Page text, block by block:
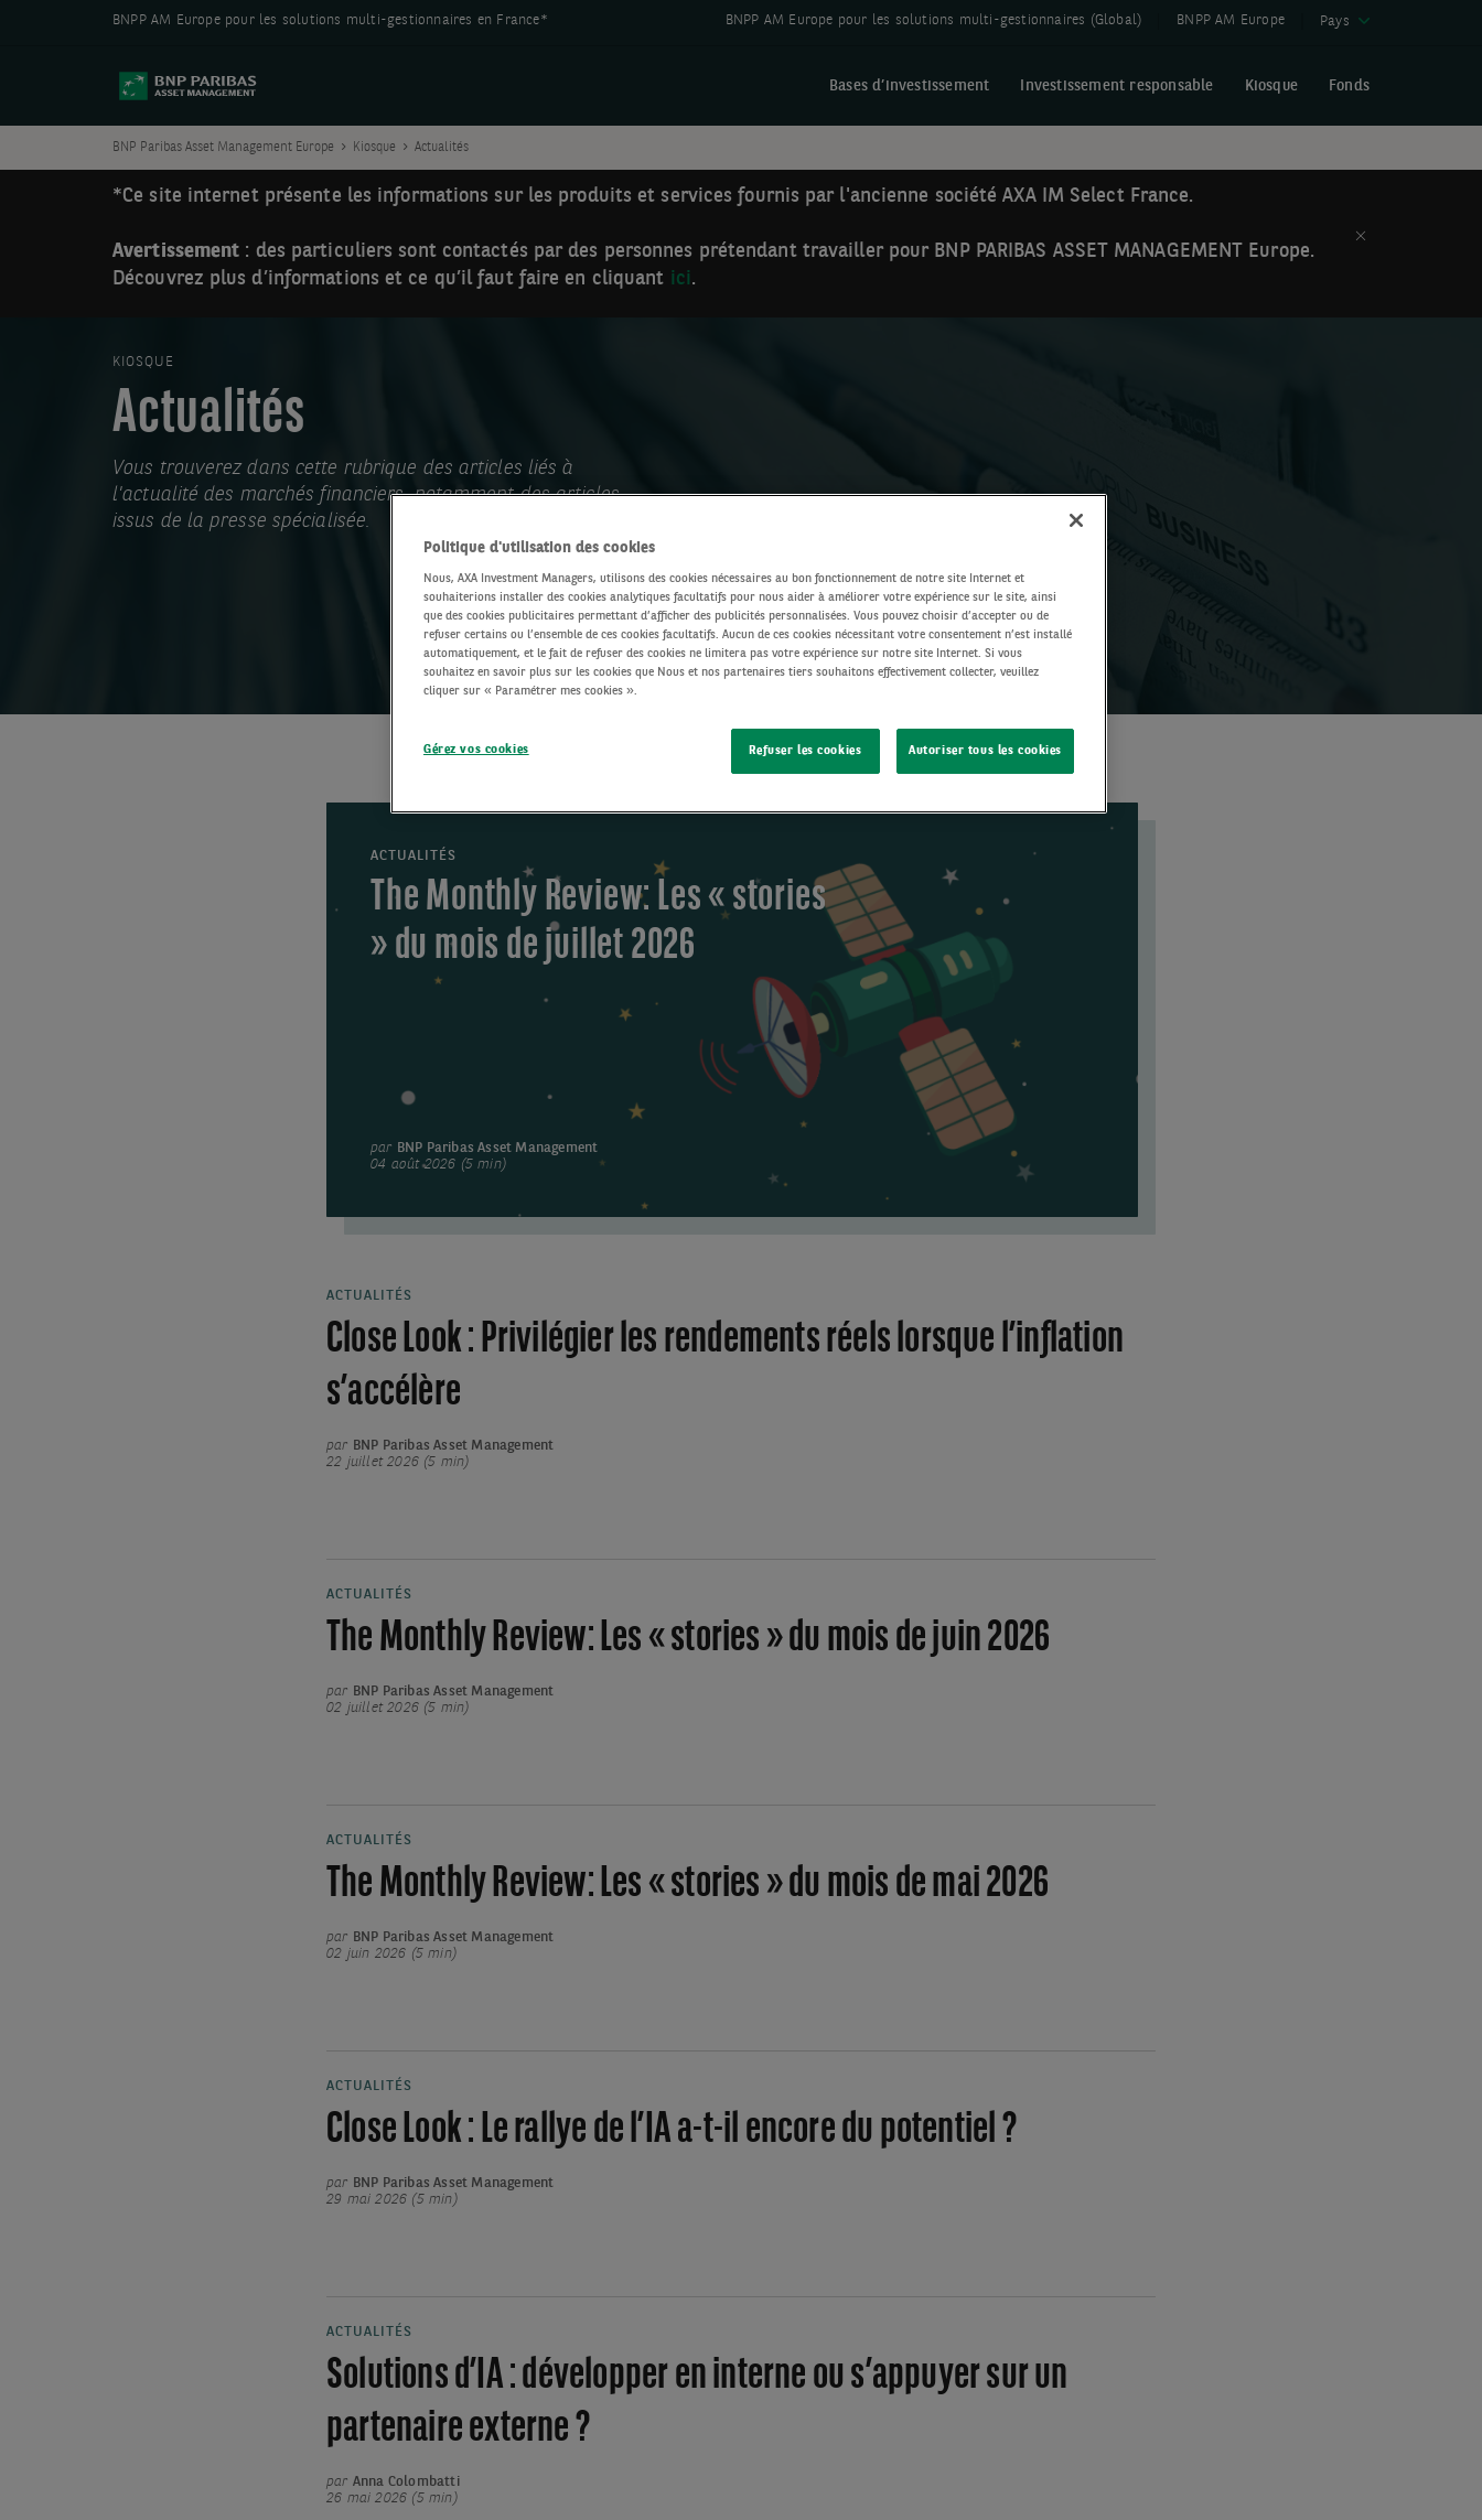
BNPP AM Europe pour les solutions multi-gestionnaires en France* BNPP AM Europe pour les solutions multi-gestionnaires (Global) BNPP AM Europe Pays
Bases d’investissement Investissement responsable Kiosque Fonds
BNP Paribas Asset Management Europe Kiosque Actualités
*Ce site internet présente les informations sur les produits et services fournis par l'ancienne société AXA IM Select France.
Avertissement : des particuliers sont contactés par des personnes prétendant travailler pour BNP PARIBAS ASSET MANAGEMENT Europe.
Découvrez plus d’informations et ce qu’il faut faire en cliquant ici.
Close
KIOSQUE
Actualités
Vous trouverez dans cette rubrique des articles liés à
l'actualité des marchés financiers, notamment des articles
issus de la presse spécialisée.
ACTUALITÉS
The Monthly Review: Les « stories
» du mois de juillet 2026
par BNP Paribas Asset Management
04 août 2026 (5 min)
ACTUALITÉS
Close Look : Privilégier les rendements réels lorsque l’inflation
s’accélère
par BNP Paribas Asset Management
22 juillet 2026 (5 min)
ACTUALITÉS
The Monthly Review: Les « stories » du mois de juin 2026
par BNP Paribas Asset Management
02 juillet 2026 (5 min)
ACTUALITÉS
The Monthly Review: Les « stories » du mois de mai 2026
par BNP Paribas Asset Management
02 juin 2026 (5 min)
ACTUALITÉS
Close Look : Le rallye de l’IA a-t-il encore du potentiel ?
par BNP Paribas Asset Management
29 mai 2026 (5 min)
ACTUALITÉS
Solutions d’IA : développer en interne ou s’appuyer sur un
partenaire externe ?
par Anna Colombatti
26 mai 2026 (5 min)
Politique d'utilisation des cookies
Nous, AXA Investment Managers, utilisons des cookies nécessaires au bon fonctionnement de notre site Internet et
souhaiterions installer des cookies analytiques facultatifs pour nous aider à améliorer votre expérience sur le site, ainsi
que des cookies publicitaires permettant d’afficher des publicités personnalisées. Vous pouvez choisir d’accepter ou de
refuser certains ou l’ensemble de ces cookies facultatifs. Aucun de ces cookies nécessitant votre consentement n’est installé
automatiquement, et le fait de refuser des cookies ne limitera pas votre expérience sur notre site Internet. Si vous
souhaitez en savoir plus sur les cookies que Nous et nos partenaires tiers souhaitons effectivement collecter, veuillez
cliquer sur « Paramétrer mes cookies ».
Gérez vos cookies Refuser les cookies Autoriser tous les cookies